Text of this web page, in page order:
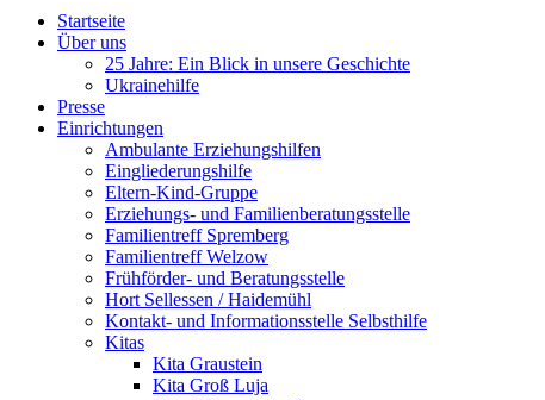
Startseite
Über uns
25 Jahre: Ein Blick in unsere Geschichte
Ukrainehilfe
Presse
Einrichtungen
Ambulante Erziehungshilfen
Eingliederungshilfe
Eltern-Kind-Gruppe
Erziehungs- und Familienberatungsstelle
Familientreff Spremberg
Familientreff Welzow
Frühförder- und Beratungsstelle
Hort Sellessen / Haidemühl
Kontakt- und Informationsstelle Selbsthilfe
Kitas
Kita Graustein
Kita Groß Luja